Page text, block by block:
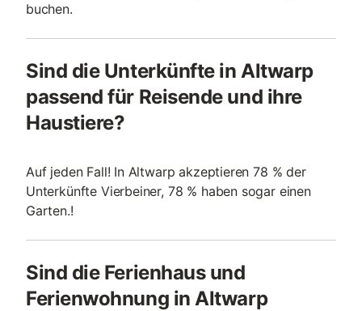
buchen.
Sind die Unterkünfte in Altwarp
passend für Reisende und ihre
Haustiere?
Auf jeden Fall! In Altwarp akzeptieren 78 % der
Unterkünfte Vierbeiner, 78 % haben sogar einen
Garten.!
Sind die Ferienhaus und
Ferienwohnung in Altwarp